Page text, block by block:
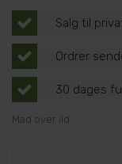
Salg til
Ordrer
30 dages
Mad over ild